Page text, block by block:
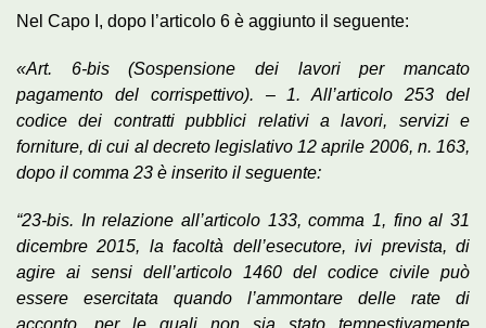
Nel Capo I, dopo l’articolo 6 è aggiunto il seguente:
«Art. 6-bis (Sospensione dei lavori per mancato
pagamento del corrispettivo). – 1. All’articolo 253 del
codice dei contratti pubblici relativi a lavori, servizi e
forniture, di cui al decreto legislativo 12 aprile 2006, n. 163,
dopo il comma 23 è inserito il seguente:
“23-bis. In relazione all’articolo 133, comma 1, fino al 31
dicembre 2015, la facoltà dell’esecutore, ivi prevista, di
agire ai sensi dell’articolo 1460 del codice civile può
essere esercitata quando l’ammontare delle rate di
acconto, per le quali non sia stato tempestivamente